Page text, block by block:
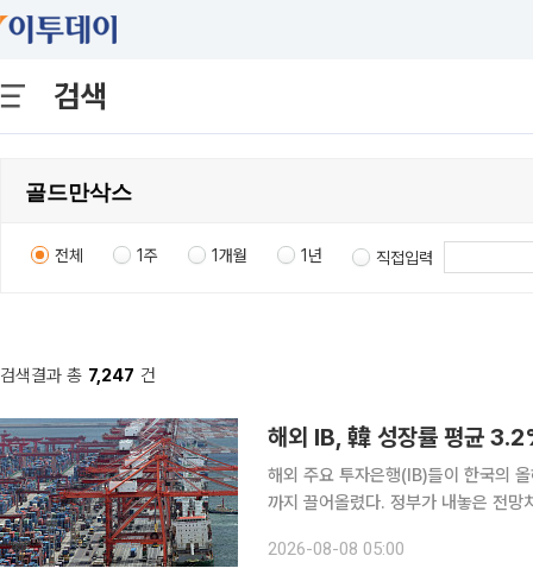
검색
전체 1주 1개월 1년 직접입력
검색결과 총 7,247 건
해외 IB, 韓 성장률 평균
해외 주요 투자은행(IB)들이 한국의
까지 끌어올렸다. 정부가 내놓은 전망치를 넘어선 수준이다.
(3.0%)보다 0.2%포인트(p) 높은 수
2026-08-08 05:00